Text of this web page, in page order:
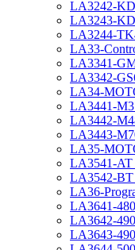
LA3242-
LA3243-
LA3244-
LA33-
LA3341-
LA3342-
LA34-
LA3441-
LA3442-
LA3443-
LA35-
LA3541-
LA3542-
LA36-
LA3641-
LA3642-
LA3643-